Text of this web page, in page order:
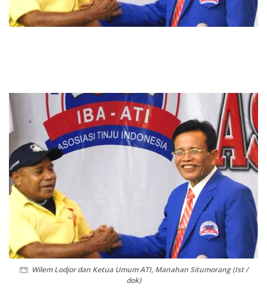
Wilem Lodjor dan Ketua Umum ATI, Manahan Situmorang (Ist /
dok)